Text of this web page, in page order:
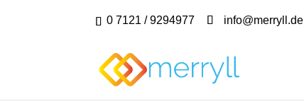
0 7121 / 9294977 info@merryll.de